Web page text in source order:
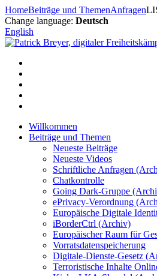
Zum
Inhalt
springen
HomeBeiträge und ThemenAnfragen
Change language: Deutsch
English
Willkommen
Beiträge und Themen
Neueste Beiträge
Neueste Videos
Schriftliche Anfragen
Chatkontrolle
Going Dark-Gruppe
ePrivacy-Verordnung
Europäische Digitale
iBorderCtrl (Archiv)
Europäischer Raum für
Vorratsdatenspeicherung
Digitale-Dienste-Gesetz
Terroristische Inhalte